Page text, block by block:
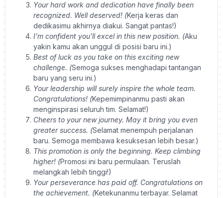
Your hard work and dedication have finally been
recognized. Well deserved! (Kerja keras dan
dedikasimu akhirnya diakui. Sangat pantas!)
I’m confident you’ll excel in this new position. (Aku
yakin kamu akan unggul di posisi baru ini.)
Best of luck as you take on this exciting new
challenge. (Semoga sukses menghadapi tantangan
baru yang seru ini.)
Your leadership will surely inspire the whole team.
Congratulations! (Kepemimpinanmu pasti akan
menginspirasi seluruh tim. Selamat!)
Cheers to your new journey. May it bring you even
greater success. (Selamat menempuh perjalanan
baru. Semoga membawa kesuksesan lebih besar.)
This promotion is only the beginning. Keep climbing
higher! (Promosi ini baru permulaan. Teruslah
melangkah lebih tinggi!)
Your perseverance has paid off. Congratulations on
the achievement. (Ketekunanmu terbayar. Selamat